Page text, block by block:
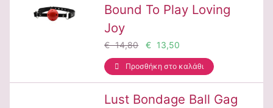
Bound To Play Loving
Joy
€ 14,80 € 13,50
Προσθήκη στο καλάθι
Lust Bondage Ball Gag